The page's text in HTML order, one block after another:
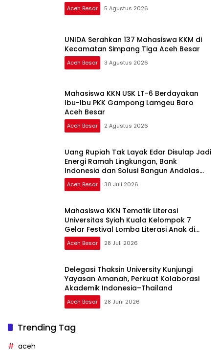
Aceh Besar 5 Agustus 2026
UNIDA Serahkan 137 Mahasiswa KKM di
Kecamatan Simpang Tiga Aceh Besar
Aceh Besar 3 Agustus 2026
Mahasiswa KKN USK LT-6 Berdayakan
Ibu-Ibu PKK Gampong Lamgeu Baro
Aceh Besar
Aceh Besar 2 Agustus 2026
Uang Rupiah Tak Layak Edar Disulap Jadi
Energi Ramah Lingkungan, Bank
Indonesia dan Solusi Bangun Andalas
Kolaborasi di Aceh
Aceh Besar 30 Juli 2026
Mahasiswa KKN Tematik Literasi
Universitas Syiah Kuala Kelompok 7
Gelar Festival Lomba Literasi Anak di
Gampong Kayee Adang
Aceh Besar 28 Juli 2026
Delegasi Thaksin University Kunjungi
Yayasan Amanah, Perkuat Kolaborasi
Akademik Indonesia–Thailand
Aceh Besar 28 Juni 2026
Trending Tag
aceh